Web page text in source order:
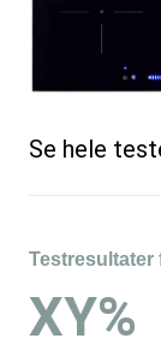
Se hele
XY%